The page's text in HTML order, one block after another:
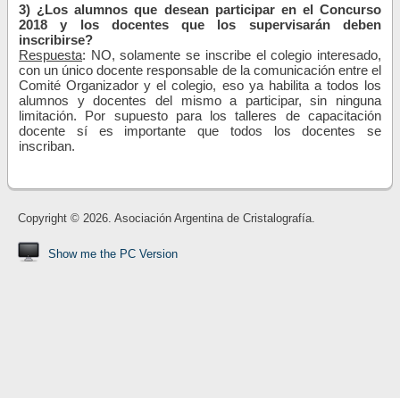
3) ¿Los alumnos que desean participar en el Concurso
2018 y los docentes que los supervisarán deben
inscribirse?
Respuesta: NO, solamente se inscribe el colegio interesado,
con un único docente responsable de la comunicación entre el
Comité Organizador y el colegio, eso ya habilita a todos los
alumnos y docentes del mismo a participar, sin ninguna
limitación. Por supuesto para los talleres de capacitación
docente sí es importante que todos los docentes se
inscriban.
Copyright © 2026. Asociación Argentina de Cristalografía.
Show me the PC Version